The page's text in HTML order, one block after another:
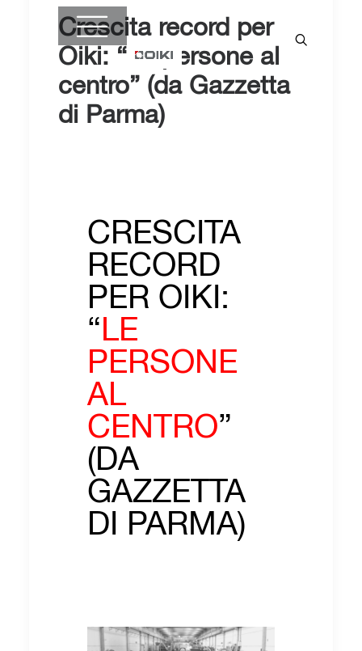
Crescita record per
Oiki: “Le persone al
centro” (da Gazzetta
di Parma)
CRESCITA
RECORD
PER OIKI:
“LE
PERSONE
AL
CENTRO”
(DA
GAZZETTA
DI PARMA)